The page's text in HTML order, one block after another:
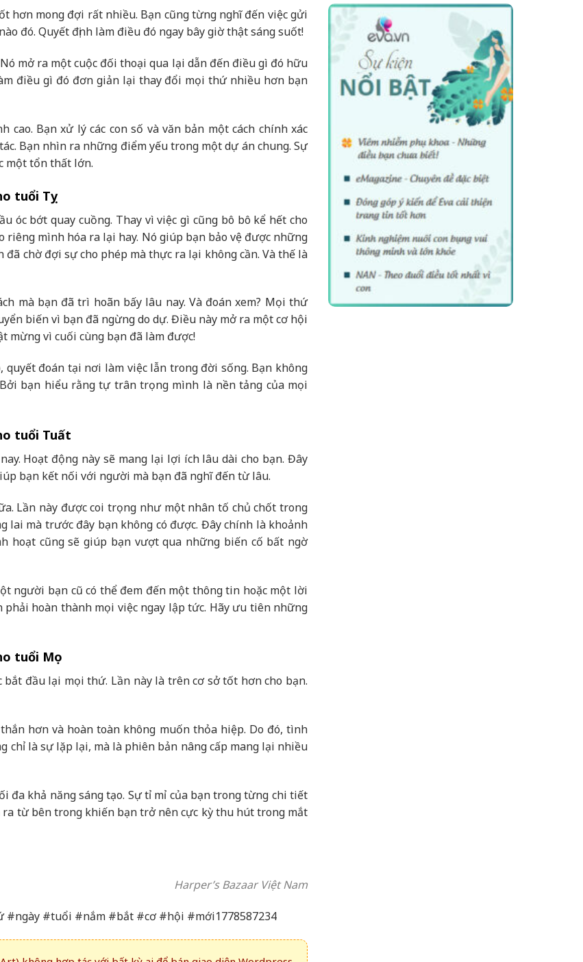
hơn mong đợi rất nhiều. Bạn cũng từng nghĩ đến việc gửi
đó. Quyết định làm điều đó ngay bây giờ thật sáng suốt!
mở ra một cuộc đối thoại qua lại dẫn đến điều gì đó hữu
điều gì đó đơn giản lại thay đổi mọi thứ nhiều hơn bạn
cao. Bạn xử lý các con số và văn bản một cách chính xác
Bạn nhìn ra những điểm yếu trong một dự án chung. Sự
một tổn thất lớn.
tuổi Tỵ
óc bớt quay cuồng. Thay vì việc gì cũng bô bô kể hết cho
mình hóa ra lại hay. Nó giúp bạn bảo vệ được những
chờ đợi sự cho phép mà thực ra lại không cần. Và thế là
mà bạn đã trì hoãn bấy lâu nay. Và đoán xem? Mọi thứ
biến vì bạn đã ngừng do dự. Điều này mở ra một cơ hội
mừng vì cuối cùng bạn đã làm được!
đoán tại nơi làm việc lẫn trong đời sống. Bạn không
bạn hiểu rằng tự trân trọng mình là nền tảng của mọi
tuổi Tuất
Hoạt động này sẽ mang lại lợi ích lâu dài cho bạn. Đây
bạn kết nối với người mà bạn đã nghĩ đến từ lâu.
Lần này được coi trọng như một nhân tố chủ chốt trong
mà trước đây bạn không có được. Đây chính là khoảnh
hoạt cũng sẽ giúp bạn vượt qua những biến cố bất ngờ
người bạn cũ có thể đem đến một thông tin hoặc một lời
hoàn thành mọi việc ngay lập tức. Hãy ưu tiên những
tuổi Mẹo
bắt đầu lại mọi thứ. Lần này là trên cơ sở tốt hơn cho bạn.
hơn và hoàn toàn không muốn thỏa hiệp. Do đó, tình
chỉ là sự lặp lại, mà là phiên bản nâng cấp mang lại nhiều
khả năng sáng tạo. Sự tỉ mỉ của bạn trong từng chi tiết
từ bên trong khiến bạn trở nên cực kỳ thu hút trong mắt
Harper’s Bazaar Việt Nam
#ngày #tuổi #nắm #bắt #cơ #hội #mới1778587234